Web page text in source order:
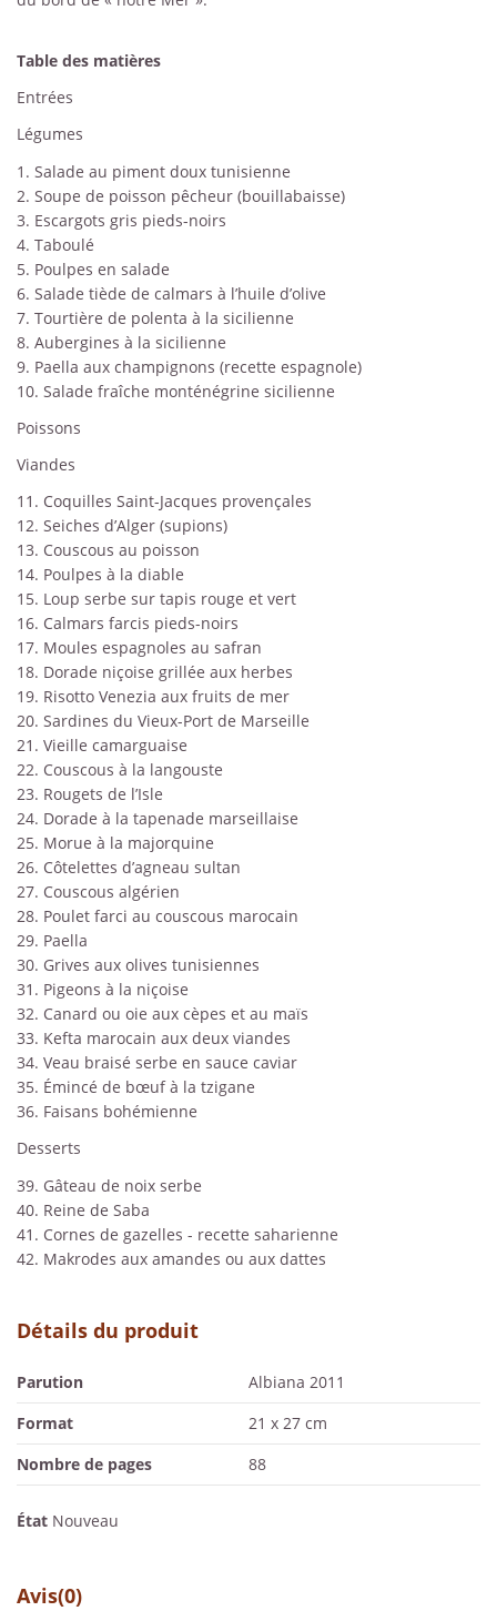
Table des matières
Entrées
Légumes
1. Salade au piment doux tunisienne
2. Soupe de poisson pêcheur (bouillabaisse)
3. Escargots gris pieds-noirs
4. Taboulé
5. Poulpes en salade
6. Salade tiède de calmars à l’huile d’olive
7. Tourtière de polenta à la sicilienne
8. Aubergines à la sicilienne
9. Paella aux champignons (recette espagnole)
10. Salade fraîche monténégrine sicilienne
Poissons
Viandes
11. Coquilles Saint-Jacques provençales
12. Seiches d’Alger (supions)
13. Couscous au poisson
14. Poulpes à la diable
15. Loup serbe sur tapis rouge et vert
16. Calmars farcis pieds-noirs
17. Moules espagnoles au safran
18. Dorade niçoise grillée aux herbes
19. Risotto Venezia aux fruits de mer
20. Sardines du Vieux-Port de Marseille
21. Vieille camarguaise
22. Couscous à la langouste
23. Rougets de l’Isle
24. Dorade à la tapenade marseillaise
25. Morue à la majorquine
26. Côtelettes d’agneau sultan
27. Couscous algérien
28. Poulet farci au couscous marocain
29. Paella
30. Grives aux olives tunisiennes
31. Pigeons à la niçoise
32. Canard ou oie aux cèpes et au maïs
33. Kefta marocain aux deux viandes
34. Veau braisé serbe en sauce caviar
35. Émincé de bœuf à la tzigane
36. Faisans bohémienne
Desserts
39. Gâteau de noix serbe
40. Reine de Saba
41. Cornes de gazelles - recette saharienne
42. Makrodes aux amandes ou aux dattes
Détails du produit
Parution
Albiana 2011
Format
21 x 27 cm
Nombre de pages
88
État Nouveau
Avis(0)